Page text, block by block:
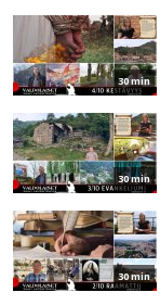
30 min
30 min
30 min